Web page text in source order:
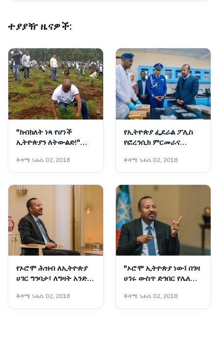
ተያያዥ ዜናዎች:
"ከብክለት ነጻ የሆነች
ኢትዮጵያን ለትውልድ!"
በእንጦጦ አረንጓዴ አሻራውን
አኖረ
ቅዳሜ ነሐሴ 02, 2018
የኢትዮጵያ ፌደራል ፖሊስ
የፎረንሲክ ምርመራና
ለፍትህ ሥርዓቱ አዲስ ብርሃን
እና የቴክኖሎጂ አብዮት
ቅዳሜ ነሐሴ 02, 2018
የኦሮሞ ሕዝብ ለኢትዮጵያ
ሀገር ግንባታ፣ ለግዛት አንድነት
ምሥረታ የማይተካ ሚና
ተጫውቷል - ጠቅላይ
ቅዳሜ ነሐሴ 02, 2018
"ኦሮሞ ኢትዮጵያ ነው፤ በገዛ
ሀገሩ ውስጥ ድንበር የሌለው
ሚኒስትር ዐቢይ አሕመድ
(ዶ/ር)
ቅዳሜ ነሐሴ 02, 2018